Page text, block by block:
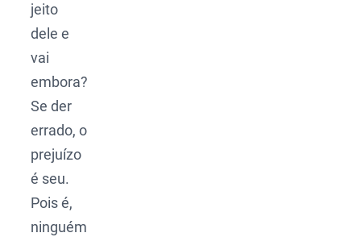
jeito
dele e
vai
embora?
Se der
errado, o
prejuízo
é seu.
Pois é,
ninguém